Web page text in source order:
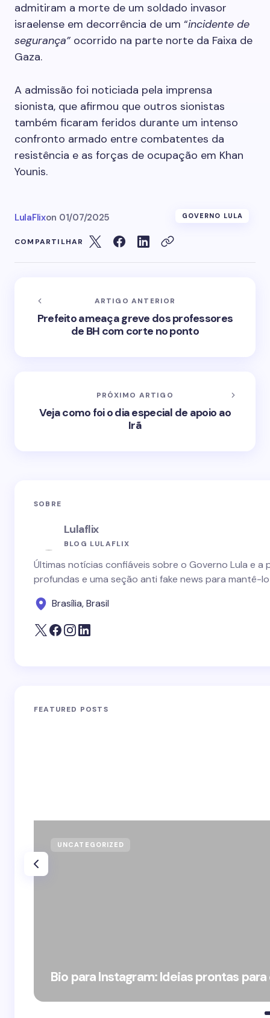
admitiram a morte de um soldado invasor
israelense em decorrência de um “incidente de
segurança” ocorrido na parte norte da Faixa de
Gaza.
A admissão foi noticiada pela imprensa
sionista, que afirmou que outros sionistas
também ficaram feridos durante um intenso
confronto armado entre combatentes da
resistência e as forças de ocupação em Khan
Younis.
LulaFlixon 01/07/2025 GOVERNO LULA
COMPARTILHAR
ARTIGO ANTERIOR
Prefeito ameaça greve dos professores
de BH com corte no ponto
PRÓXIMO ARTIGO
Veja como foi o dia especial de apoio ao
Irã
SOBRE
Lulaflix
BLOG LULAFLIX
Últimas notícias confiáveis sobre o Governo Lula e
profundas e uma seção anti fake news para mantê-
Brasília, Brasil
FEATURED POSTS
UNCATEGORIZED
Bio para Instagram: Ideias prontas